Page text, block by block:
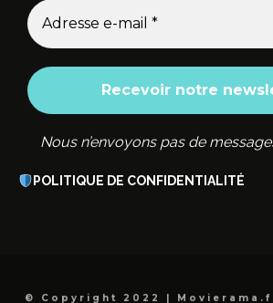
Nous n’envoyons pas de
POLITIQUE DE CONFIDENTIALITÉ
© Copyright 2022 |